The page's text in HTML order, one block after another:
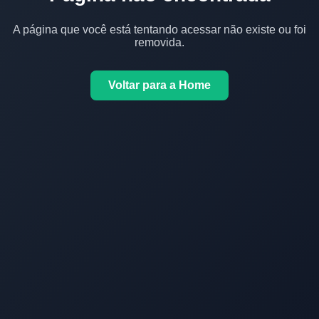
A página que você está tentando acessar não existe ou foi
removida.
Voltar para a Home